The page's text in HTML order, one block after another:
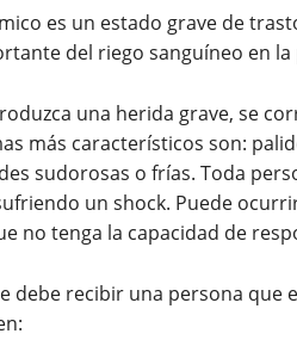
es un estado grave de
del riego sanguíneo en
una herida grave, se
más característicos son:
sudorosas o frías. Toda
un shock. Puede
no tenga la capacidad de
debe recibir una persona que